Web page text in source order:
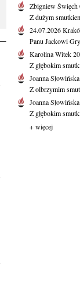
Zbigniew Święch
Z dużym
24.07.2026
Panu Jackowi
Karolina Witek
Z głębokim
Joanna Słowińska
Z olbrzymim
Joanna Słowińska
Z głębokim
+ więcej